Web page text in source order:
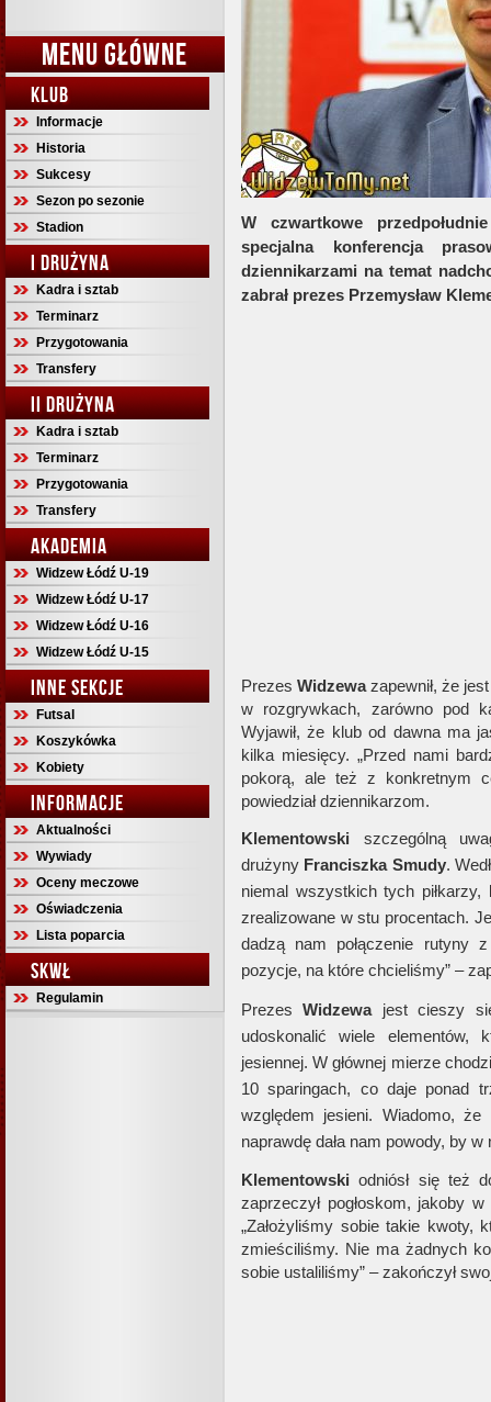
MENU GŁÓWNE
KLUB
Informacje
Historia
Sukcesy
Sezon po sezonie
Stadion
I DRUŻYNA
Kadra i sztab
Terminarz
Przygotowania
Transfery
II DRUŻYNA
Kadra i sztab
Terminarz
Przygotowania
Transfery
AKADEMIA
Widzew Łódź U-19
Widzew Łódź U-17
Widzew Łódź U-16
Widzew Łódź U-15
INNE SEKCJE
Futsal
Koszykówka
Kobiety
INFORMACJE
Aktualności
Wywiady
Oceny meczowe
Oświadczenia
Lista poparcia
SKWŁ
Regulamin
W czwartkowe
specjalna konferencja
dziennikarzami na temat
zabrał prezes Przemysław
Prezes Widzewazapewnił, że
w rozgrywkach, zarówno pod
Wyjawił, że klub od dawna ma
kilka miesięcy. „Przed nami
pokorą, ale też z konkretnym
powiedział dziennikarzom.
Klementowski szczególną
drużyny Franciszka Smudy.
niemal wszystkich tych piłkarzy,
zrealizowane w stu procentach.
dadzą nam połączenie rutyny
pozycje, na które chcieliśmy” –
PrezesWidzewa jest cieszy
udoskonalić wiele elementów,
jesiennej. W głównej mierze
10 sparingach, co daje ponad
względem jesieni. Wiadomo,
naprawdę dała nam powody, by
Klementowskiodniósł się też
zaprzeczył pogłoskom, jakoby w
„Założyliśmy sobie takie
zmieściliśmy. Nie ma żadnych
sobie ustaliliśmy” – zakończył